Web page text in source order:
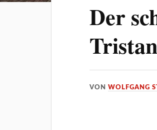
Der
VONWOLFGANG